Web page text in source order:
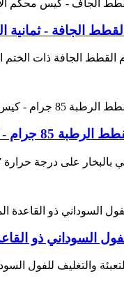
الجافة - ثمانية
القطط الجافة ذات
85 جرام - كيس قائم
درجة مئوية لمدة 40 دقيقة - بدون تمزق الكيس إحدى الميزات البارزة هي...
السوداني ذو
والتغليف للفول